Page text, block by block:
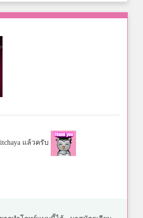
แล้วครับ